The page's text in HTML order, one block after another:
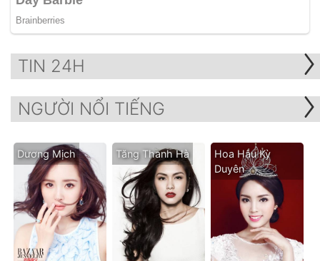
TIN 24H
NGƯỜI NỔI TIẾNG
Dương Mịch Tăng Thanh Hà
Hoa Hậu Kỳ
Duyên